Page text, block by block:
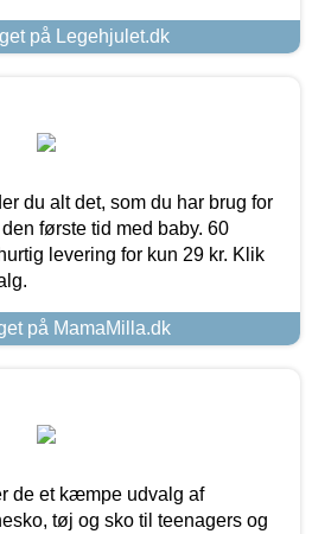
på Legehjulet.dk
du alt det, som du har brug for
første tid med baby. 60
levering for kun 29 kr. Klik
på MamaMilla.dk
de et kæmpe udvalg af
tøj og sko til teenagers og